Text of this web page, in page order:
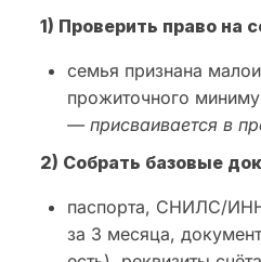
1) Проверить право на
семья признана
прожиточного
— присваивается в
2) Собрать базовые
паспорта, СНИЛС/
за 3 месяца,